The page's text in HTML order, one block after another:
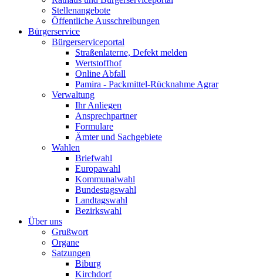
Stellenangebote
Öffentliche Ausschreibungen
Bürgerservice
Bürgerserviceportal
Straßenlaterne, Defekt melden
Wertstoffhof
Online Abfall
Pamira - Packmittel-Rücknahme Agrar
Verwaltung
Ihr Anliegen
Ansprechpartner
Formulare
Ämter und Sachgebiete
Wahlen
Briefwahl
Europawahl
Kommunalwahl
Bundestagswahl
Landtagswahl
Bezirkswahl
Über uns
Grußwort
Organe
Satzungen
Biburg
Kirchdorf